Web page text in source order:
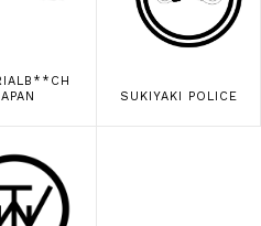
SUKIYAKI POLICE